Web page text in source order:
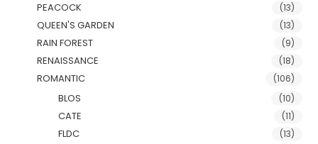
PEACOCK (13)
QUEEN'S GARDEN (13)
RAIN FOREST (9)
RENAISSANCE (18)
ROMANTIC (106)
BLOS (10)
CATE (11)
FLDC (13)